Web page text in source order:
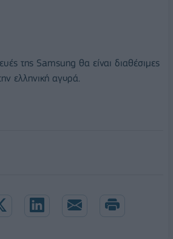
της Samsung θα είναι διαθέσιμες
ελληνική αγορά.